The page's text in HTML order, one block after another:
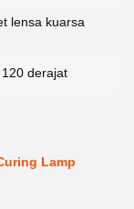
lensa kuarsa
derajat
Lamp